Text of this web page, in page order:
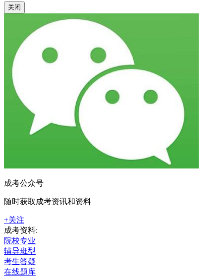
关闭
成考公众号
随时获取成考资讯和资料
+关注
成考资料:
院校专业
辅导班型
考生答疑
在线题库